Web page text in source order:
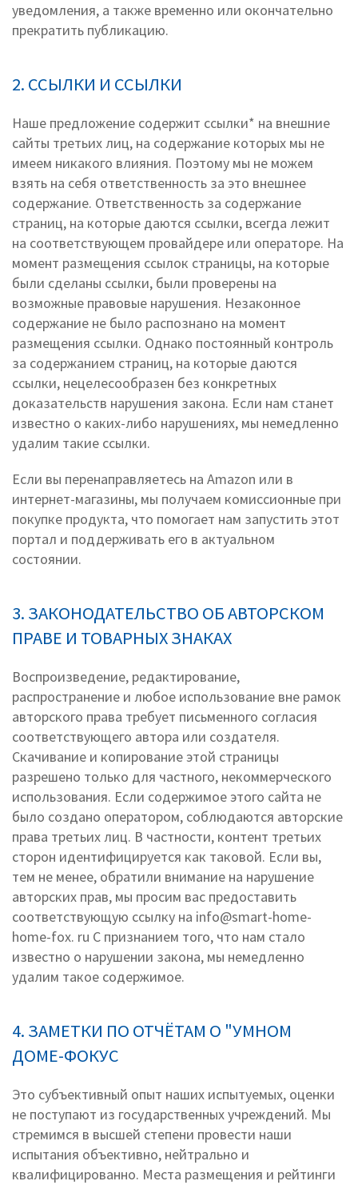
уведомления, а также временно или окончательно
прекратить публикацию.
2. ССЫЛКИ И ССЫЛКИ
Наше предложение содержит ссылки* на внешние
сайты третьих лиц, на содержание которых мы не
имеем никакого влияния. Поэтому мы не можем
взять на себя ответственность за это внешнее
содержание. Ответственность за содержание
страниц, на которые даются ссылки, всегда лежит
на соответствующем провайдере или операторе. На
момент размещения ссылок страницы, на которые
были сделаны ссылки, были проверены на
возможные правовые нарушения. Незаконное
содержание не было распознано на момент
размещения ссылки. Однако постоянный контроль
за содержанием страниц, на которые даются
ссылки, нецелесообразен без конкретных
доказательств нарушения закона. Если нам станет
известно о каких-либо нарушениях, мы немедленно
удалим такие ссылки.
Если вы перенаправляетесь на Amazon или в
интернет-магазины, мы получаем комиссионные при
покупке продукта, что помогает нам запустить этот
портал и поддерживать его в актуальном
состоянии.
3. ЗАКОНОДАТЕЛЬСТВО ОБ АВТОРСКОМ
ПРАВЕ И ТОВАРНЫХ ЗНАКАХ
Воспроизведение, редактирование,
распространение и любое использование вне рамок
авторского права требует письменного согласия
соответствующего автора или создателя.
Скачивание и копирование этой страницы
разрешено только для частного, некоммерческого
использования. Если содержимое этого сайта не
было создано оператором, соблюдаются авторские
права третьих лиц. В частности, контент третьих
сторон идентифицируется как таковой. Если вы,
тем не менее, обратили внимание на нарушение
авторских прав, мы просим вас предоставить
соответствующую ссылку на info@smart-home-
home-fox. ru С признанием того, что нам стало
известно о нарушении закона, мы немедленно
удалим такое содержимое.
4. ЗАМЕТКИ ПО ОТЧЁТАМ О "УМНОМ
ДОМЕ-ФОКУС
Это субъективный опыт наших испытуемых, оценки
не поступают из государственных учреждений. Мы
стремимся в высшей степени провести наши
испытания объективно, нейтрально и
квалифицированно. Места размещения и рейтинги